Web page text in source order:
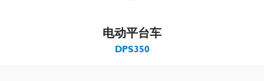
电动平台车
DPS350